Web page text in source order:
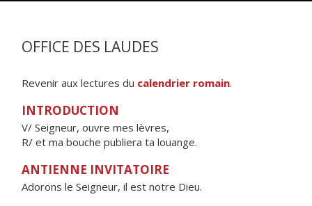
OFFICE DES LAUDES
Revenir aux lectures du calendrier romain.
INTRODUCTION
V/ Seigneur, ouvre mes lèvres,
R/ et ma bouche publiera ta louange.
ANTIENNE INVITATOIRE
Adorons le Seigneur, il est notre Dieu.